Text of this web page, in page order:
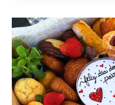
PARA
O
DIA
DOS
PAIS?
VEJA
130
FRASES
EMOCIONANTES